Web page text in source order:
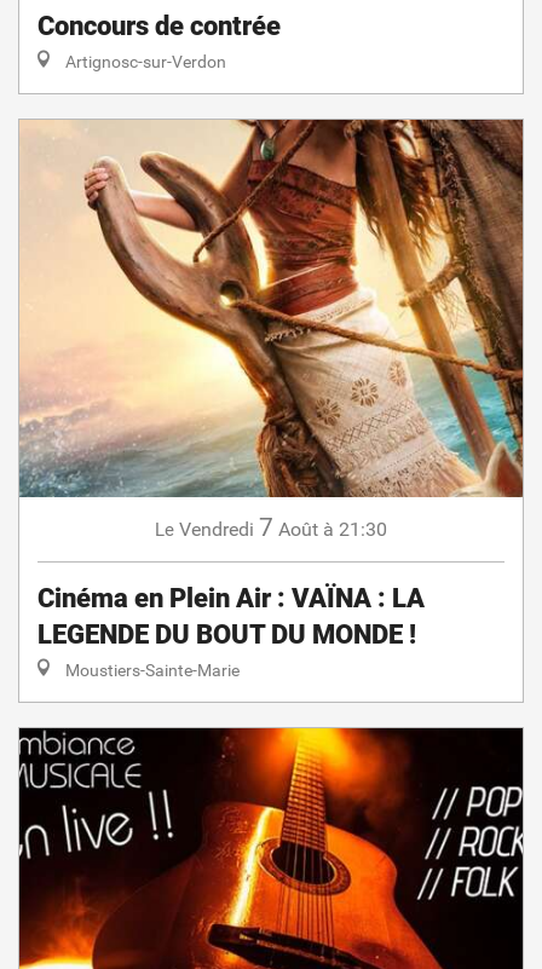
Concours de contrée
Artignosc-sur-Verdon
Le Vendredi 7 Août à 21:30
Cinéma en Plein Air : VAÏNA : LA
LEGENDE DU BOUT DU MONDE !
Moustiers-Sainte-Marie